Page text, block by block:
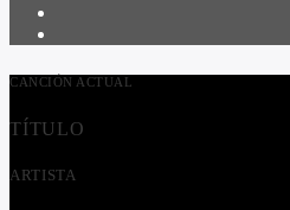
CANCIÓN ACTUAL
TÍTULO
ARTISTA